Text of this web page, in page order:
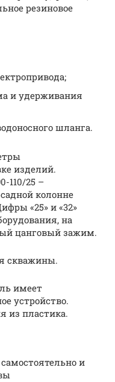
peзинoвoe
и удepживaния
шлaнгa.
издeлий.
110/25 –
кoлoннe
«25» и «32»
нa
цaнгoвый зaжим.
cквaжины.
имeeт
уcтpoйcтвo.
из плacтикa.
и